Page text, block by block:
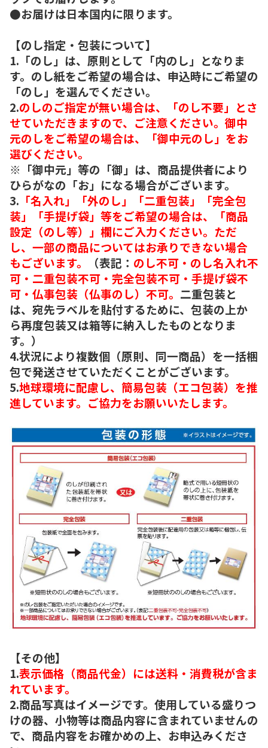
●お届けは日本国内に限ります。
【のし指定・包装について】
1.「のし」は、原則として「内のし」となりま
す。のし紙をご希望の場合は、申込時にご希望の
「のし」を選んでください。
2.のしのご指定が無い場合は、「のし不要」とさ
せていただきますので、ご注意ください。御中
元のしをご希望の場合は、「御中元のし」をお
選びください。
※「御中元」等の「御」は、商品提供者により
ひらがなの「お」になる場合がございます。
3. 「名入れ」「外のし」「二重包装」「完全包
装」「手提げ袋」等をご希望の場合は、「商品
設定（のし等）」欄にご入力ください。ただ
し、一部の商品についてはお承りできない場合
もございます。
（表記： のし不可・のし名入れ不
可・二重包装不可・完全包装不可・手提げ袋不
可・仏事包装（仏事のし）不可。 二重包装と
は、宛先ラベルを貼付するために、包装の上か
ら再度包装又は箱等に納入したものとなりま
す。）
4.状況により複数個（原則、同一商品）を一括梱
包で発送させていただくことがございます。
5.地球環境に配慮し、簡易包装（エコ包装）を推
進しています。ご協力をお願いいたします。
【その他】
1.表示価格（商品代金）には送料・消費税が含ま
れています。
2.商品写真はイメージです。使用している盛りつ
けの器、小物等は商品内容に含まれていませんの
で、商品内容をお確かめの上、お申込みくださ